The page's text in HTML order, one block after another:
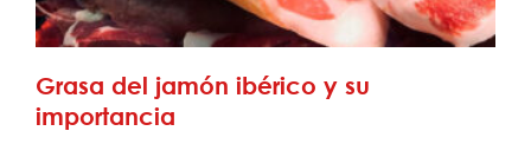
Grasa del jamón ibérico y su
importancia